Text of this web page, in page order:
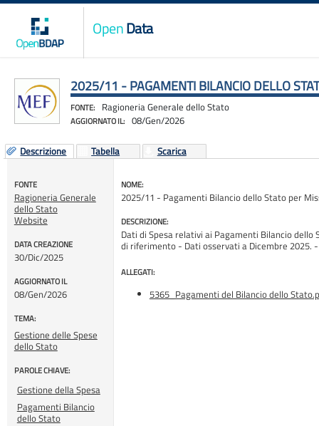
OpenData
2025/11 - PAGAMENTI BILANCIO DELLO
FONTE: Ragioneria Generale dello Stato
AGGIORNATO IL: 08/Gen/2026
Descrizione Tabella Scarica
FONTE
Ragioneria Generale
dello Stato
Website
DATA CREAZIONE
30/Dic/2025
AGGIORNATO IL
08/Gen/2026
TEMA:
Gestione delle Spese
dello Stato
PAROLE CHIAVE:
Gestione della Spesa
Pagamenti Bilancio
dello Stato
NOME:
2025/11 - Pagamenti Bilancio dello Stato per
DESCRIZIONE:
Dati di Spesa relativi ai Pagamenti Bilancio
di riferimento - Dati osservati a Dicembre 2025.
ALLEGATI:
5365_Pagamenti del Bilancio dello